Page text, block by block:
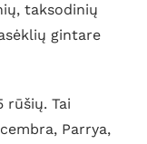
taksodinių
gintare
rūšių. Tai
Parrya,